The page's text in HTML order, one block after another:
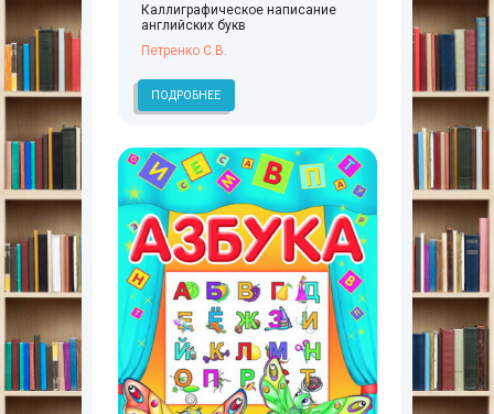
Каллиграфическое написание
английских букв
Петренко С.В.
ПОДРОБНЕЕ